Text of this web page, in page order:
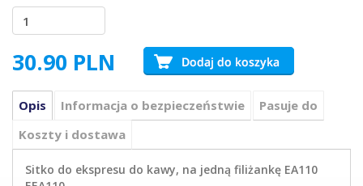
30.90 PLN
Opis Informacja o bezpieczeństwie
Pasuje do
Koszty i dostawa
Sitko do ekspresu do kawy, na jedną filiżankę EA110